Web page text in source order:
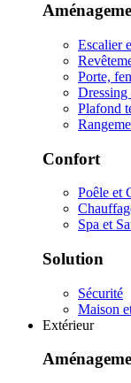
Escalier
Porte,
Plafond
Confort
Poêle et
Spa et
Solution
Sécurité
Maison
Extérieur